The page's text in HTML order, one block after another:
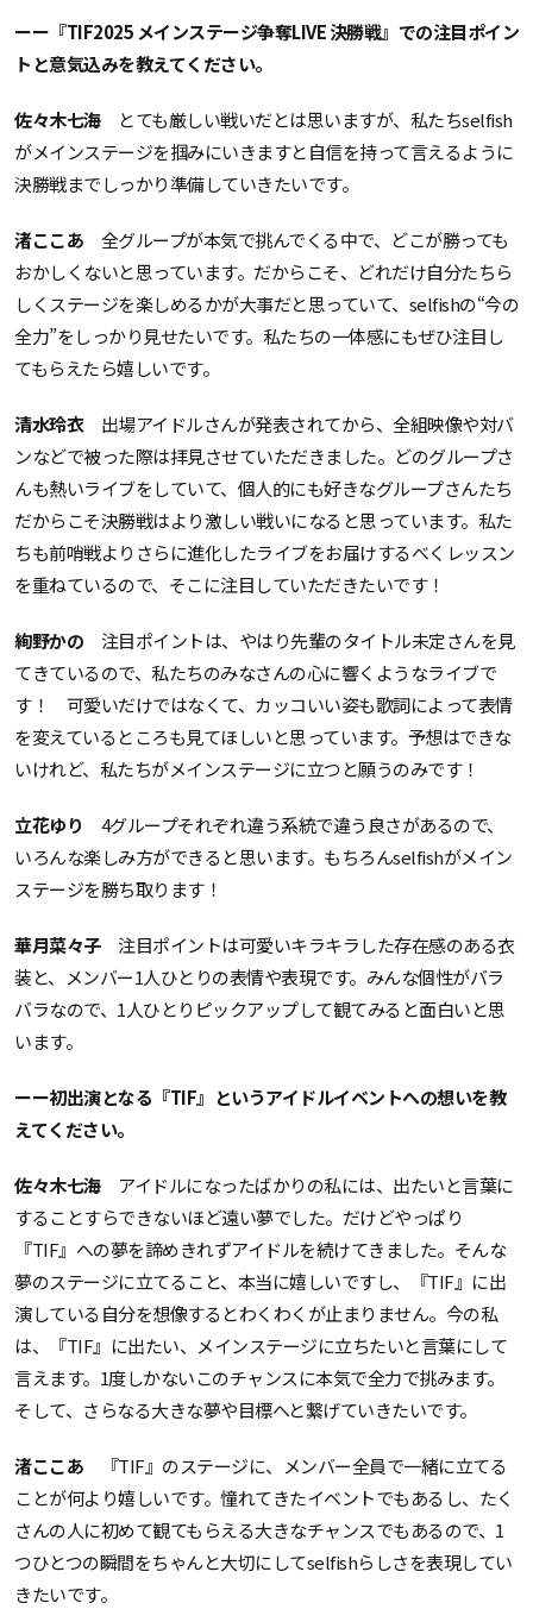
ーー『TIF2025 メインステージ争奪LIVE 決勝戦』での注目ポイン
トと意気込みを教えてください。
佐々木七海とても厳しい戦いだとは思いますが、私たちselfish
がメインステージを掴みにいきますと自信を持って言えるように
決勝戦までしっかり準備していきたいです。
渚ここあ 全グループが本気で挑んでくる中で、どこが勝っても
おかしくないと思っています。だからこそ、どれだけ自分たちら
しくステージを楽しめるかが大事だと思っていて、selfishの“今の
全力”をしっかり見せたいです。私たちの一体感にもぜひ注目し
てもらえたら嬉しいです。
清水玲衣出場アイドルさんが発表されてから、全組映像や対バ
ンなどで被った際は拝見させていただきました。どのグループさ
んも熱いライブをしていて、個人的にも好きなグループさんたち
だからこそ決勝戦はより激しい戦いになると思っています。私た
ちも前哨戦よりさらに進化したライブをお届けするべくレッスン
を重ねているので、そこに注目していただきたいです！
絢野かの 注目ポイントは、やはり先輩のタイトル未定さんを見
てきているので、私たちのみなさんの心に響くようなライブで
す！ 可愛いだけではなくて、カッコいい姿も歌詞によって表情
を変えているところも見てほしいと思っています。予想はできな
いけれど、私たちがメインステージに立つと願うのみです！
立花ゆり 4グループそれぞれ違う系統で違う良さがあるので、
いろんな楽しみ方ができると思います。もちろんselfishがメイン
ステージを勝ち取ります！
華月菜々子注目ポイントは可愛いキラキラした存在感のある衣
装と、メンバー1人ひとりの表情や表現です。みんな個性がバラ
バラなので、1人ひとりピックアップして観てみると面白いと思
います。
ーー初出演となる『TIF』というアイドルイベントへの想いを教
えてください。
佐々木七海アイドルになったばかりの私には、出たいと言葉に
することすらできないほど遠い夢でした。だけどやっぱり
『TIF』への夢を諦めきれずアイドルを続けてきました。そんな
夢のステージに立てること、本当に嬉しいですし、『TIF』に出
演している自分を想像するとわくわくが止まりません。今の私
は、『TIF』に出たい、メインステージに立ちたいと言葉にして
言えます。1度しかないこのチャンスに本気で全力で挑みます。
そして、さらなる大きな夢や目標へと繋げていきたいです。
渚ここあ 『TIF』のステージに、メンバー全員で一緒に立てる
ことが何より嬉しいです。憧れてきたイベントでもあるし、たく
さんの人に初めて観てもらえる大きなチャンスでもあるので、1
つひとつの瞬間をちゃんと大切にしてselfishらしさを表現してい
きたいです。